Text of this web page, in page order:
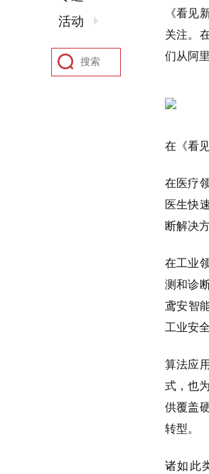
《看见
关注。
们从阿
在《看
在医疗
医生快
断解决
在工业
测和诊
鸢安智
工业安
算法应
式，也
供覆盖
转型。
诸如此
活动